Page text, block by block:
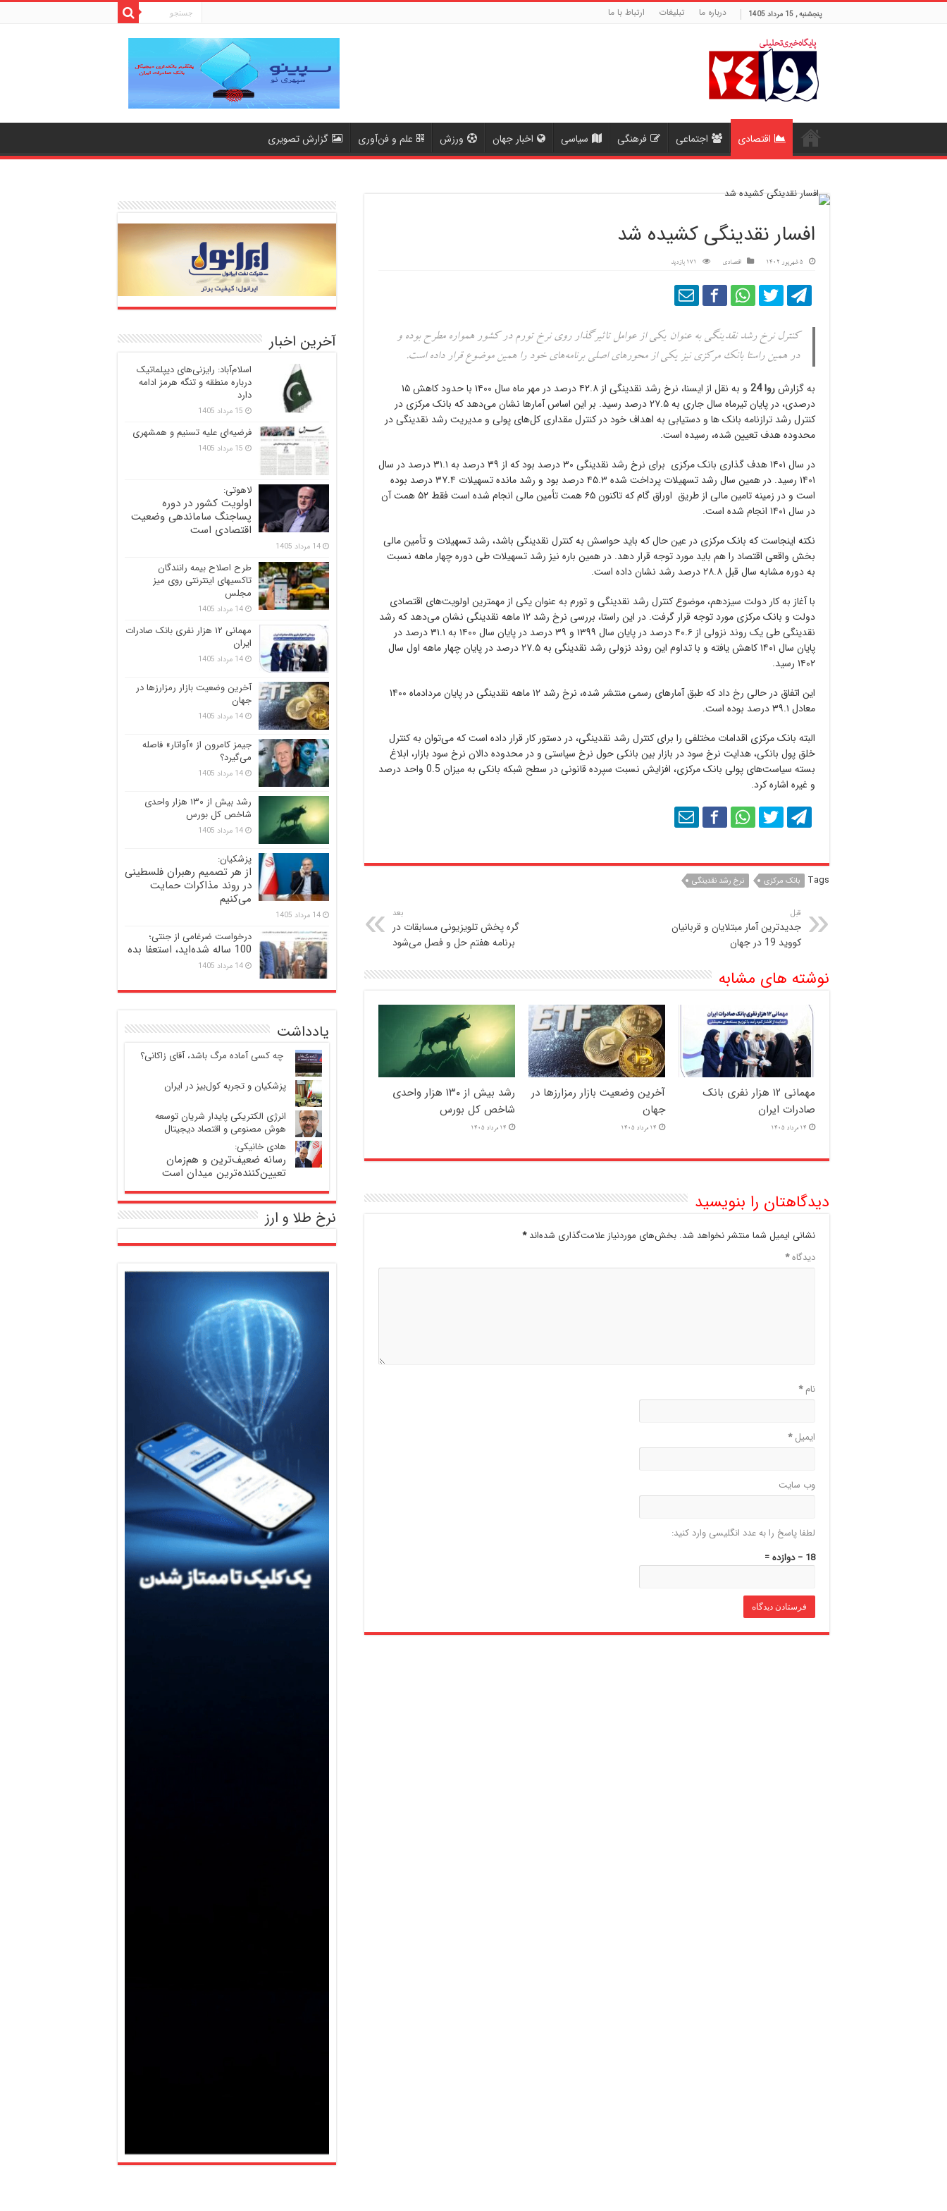
پنجشنبه , 15 مرداد 1405 درباره ما تبلیغات ارتباط با ما
اقتصادی اجتماعی فرهنگی سیاسی اخبار جهان ورزش علم و فن‌آوری گزارش تصویری
افسار نقدینگی کشیده شد
5 شهریور 1402 اقتصادی 171 بازدید
کنترل نرخ رشد نقدینگی به عنوان یکی از عوامل تاثیرگذار روی نرخ تورم در کشور همواره مطرح بوده و
در همین راستا بانک مرکزی نیز یکی از محورهای اصلی برنامه‌های خود را همین موضوع قرار داده است.
به گزارشروا 24
و به نقل از ایسنا، نرخ رشد نقدینگی از ۴۲.۸ درصد در مهر ماه سال ۱۴۰۰ با حدود کاهش ۱۵
درصدی، در پایان تیرماه سال جاری به ۲۷.۵ درصد رسید. بر این اساس آمارها نشان می‌دهد که بانک مرکزی در
کنترل رشد ترازنامه بانک ها و دستیابی به اهداف خود در کنترل مقداری کل‌های پولی و مدیریت رشد نقدینگی در
محدوده هدف تعیین شده، رسیده است.
در سال ۱۴۰۱ هدف گذاری بانک مرکزی برای نرخ رشد نقدینگی ۳۰ درصد بود که از ۳۹ درصد به ۳۱.۱ درصد در سال
۱۴۰۱ رسید. در همین سال رشد تسهیلات پرداخت شده ۴۵.۳ درصد بود و رشد مانده تسهیلات ۳۷.۴ درصد بوده
است و در زمینه تامین مالی از طریق اوراق گام که تاکنون ۶۵ همت تأمین مالی انجام شده است فقط ۵۲ همت آن
در سال ۱۴۰۱ انجام شده است.
نکته اینجاست که بانک مرکزی در عین حال که باید حواسش به کنترل نقدینگی باشد، رشد تسهیلات و تأمین مالی
بخش واقعی اقتصاد را هم باید مورد توجه قرار دهد. در همین باره نیز رشد تسهیلات طی دوره چهار ماهه نسبت
به دوره مشابه سال قبل ۲۸.۸ درصد رشد نشان داده است.
با آغاز به کار دولت سیزدهم، موضوع کنترل رشد نقدینگی و تورم به عنوان یکی از مهمترین اولویت‌های اقتصادی
دولت و بانک مرکزی مورد توجه قرار گرفت. در این راستا، بررسی نرخ رشد ۱۲ ماهه نقدینگی نشان می‌دهد که رشد
نقدینگی طی یک روند نزولی از ۴۰.۶ درصد در پایان سال ۱۳۹۹ و ۳۹ درصد در پایان سال ۱۴۰۰ به ۳۱.۱ درصد در
پایان سال ۱۴۰۱ کاهش یافته و با تداوم این روند نزولی رشد نقدینگی به ۲۷.۵ درصد در پایان چهار ماهه اول سال
۱۴۰۲ رسید.
این اتفاق در حالی رخ داد که طبق آمارهای رسمی منتشر شده، نرخ رشد ۱۲ ماهه نقدینگی در پایان مردادماه ۱۴۰۰
معادل ۳۹.۱ درصد بوده است.
البته بانک مرکزی اقدامات مختلفی را برای کنترل رشد نقدینگی، در دستور کار قرار داده است که می‌توان به کنترل
خلق پول بانکی، هدایت نرخ سود در بازار بین بانکی حول نرخ سیاستی و در محدوده دالان نرخ سود بازار، ابلاغ
بسته سیاست‌های پولی بانک مرکزی، افزایش نسبت سپرده قانونی در سطح شبکه بانکی به میزان 0.5 واحد درصد
و غیره اشاره کرد.
Tags بانک مرکزی نرخ رشد نقدینگی
قبل
جدیدترین آمار مبتلایان و قربانیان
کووید 19 در جهان
بعد
گره پخش تلویزیونی مسابقات در
برنامه هفتم حل و فصل می‌شود
نوشته های مشابه
مهمانی ۱۲ هزار نفری بانک
صادرات ایران
14 مرداد 1405
آخرین وضعیت بازار رمزارزها در
جهان
14 مرداد 1405
رشد بیش از ۱۳۰ هزار واحدی
شاخص کل بورس
14 مرداد 1405
دیدگاهتان را بنویسید
نشانی ایمیل شما منتشر نخواهد شد. بخش‌های موردنیاز علامت‌گذاری شده‌اند*
دیدگاه*
نام*
ایمیل*
وب‌ سایت
لطفا پاسخ را به عدد انگلیسی وارد کنید:
18 − دوازده =
آخرین اخبار
اسلام‌آباد: رایزنی‌های دیپلماتیک
درباره منطقه و تنگه هرمز ادامه
دارد
15 مرداد 1405
فرضیه‌ای علیه تسنیم و همشهری
15 مرداد 1405
لاهوتی:
اولویت کشور در دوره
پساجنگ ساماندهی وضعیت
اقتصادی است
14 مرداد 1405
طرح اصلاح بیمه رانندگان
تاکسیهای اینترنتی روی میز
مجلس
14 مرداد 1405
مهمانی ۱۲ هزار نفری بانک صادرات
ایران
14 مرداد 1405
آخرین وضعیت بازار رمزارزها در
جهان
14 مرداد 1405
جیمز کامرون از «آواتار» فاصله
می‌گیرد؟
14 مرداد 1405
رشد بیش از ۱۳۰ هزار واحدی
شاخص کل بورس
14 مرداد 1405
پزشکیان:
از هر تصمیم رهبران فلسطینی
در روند مذاکرات حمایت
می‌کنیم
14 مرداد 1405
درخواست ضرغامی از جنتی؛
100 ساله شده‌اید، استعفا بده
14 مرداد 1405
یادداشت
‍ چه کسی آماده مرگ باشد، آقای زاکانی؟
پزشکیان و تجربه کول‌بیز در ایران
انرژی الکتریکی پایدار شریان توسعه
هوش مصنوعی و اقتصاد دیجیتال
هادی خانیکی:
رسانه ضعیف‌ترین و هم‌زمان
تعیین‌کننده‌ترین میدان است
نرخ طلا و ارز